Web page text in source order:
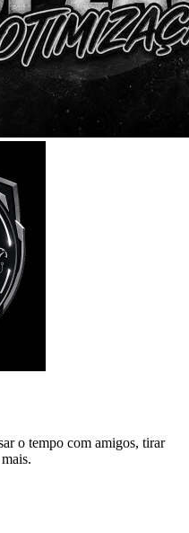
o tempo com amigos, tirar